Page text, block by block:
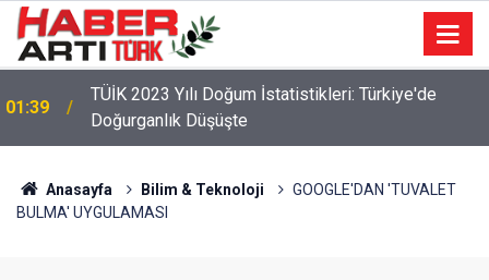
01:39
TÜİK 2023 Yılı Doğum İstatistikleri: Türkiye'de
Doğurganlık Düşüşte
Anasayfa Bilim & Teknoloji
GOOGLE'DAN 'TUVALET
BULMA' UYGULAMASI